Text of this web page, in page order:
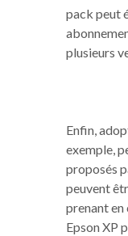
pack peut
plusieurs
Enfin,
exemple,
proposés
peuvent
prenant en
Epson XP